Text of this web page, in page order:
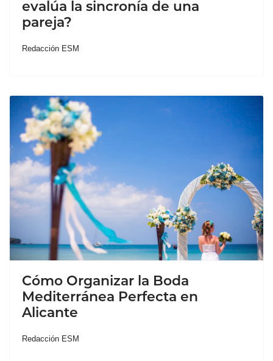
evalúa la sincronía de una
pareja?
Redacción ESM
Cómo Organizar la Boda
Mediterránea Perfecta en
Alicante
Redacción ESM